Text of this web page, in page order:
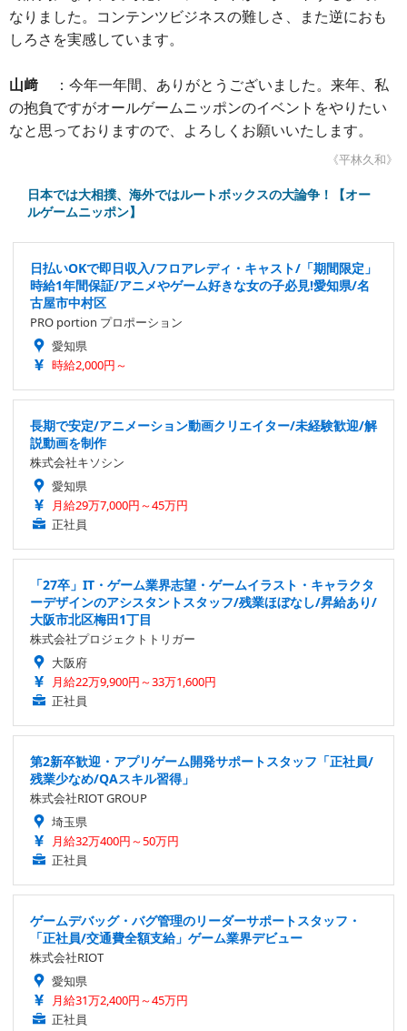
なりました。コンテンツビジネスの難しさ、また逆におも
しろさを実感しています。
山﨑
：今年一年間、ありがとうございました。来年、私
の抱負ですがオールゲームニッポンのイベントをやりたい
なと思っておりますので、よろしくお願いいたします。
《平林久和》
日本では大相撲、海外ではルートボックスの大論争！【オー
ルゲームニッポン】
日払いOKで即日収入/フロアレディ・キャスト/「期間限定」
時給1年間保証/アニメやゲーム好きな女の子必見!愛知県/名
古屋市中村区
PRO portion プロポーション
愛知県
時給2,000円～
長期で安定/アニメーション動画クリエイター/未経験歓迎/解
説動画を制作
株式会社キソシン
愛知県
月給29万7,000円～45万円
正社員
「27卒」IT・ゲーム業界志望・ゲームイラスト・キャラクタ
ーデザインのアシスタントスタッフ/残業ほぼなし/昇給あり/
大阪市北区梅田1丁目
株式会社プロジェクトトリガー
大阪府
月給22万9,900円～33万1,600円
正社員
第2新卒歓迎・アプリゲーム開発サポートスタッフ「正社員/
残業少なめ/QAスキル習得」
株式会社RIOT GROUP
埼玉県
月給32万400円～50万円
正社員
ゲームデバッグ・バグ管理のリーダーサポートスタッフ・
「正社員/交通費全額支給」ゲーム業界デビュー
株式会社RIOT
愛知県
月給31万2,400円～45万円
正社員